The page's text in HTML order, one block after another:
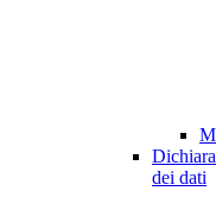
dei dati